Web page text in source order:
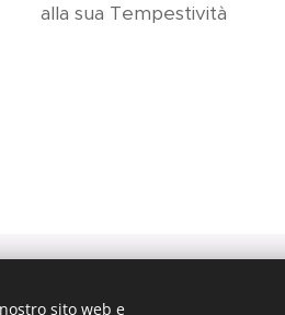
alla sua Tempestività
info.studiosoncini@gmail.com
sito web e